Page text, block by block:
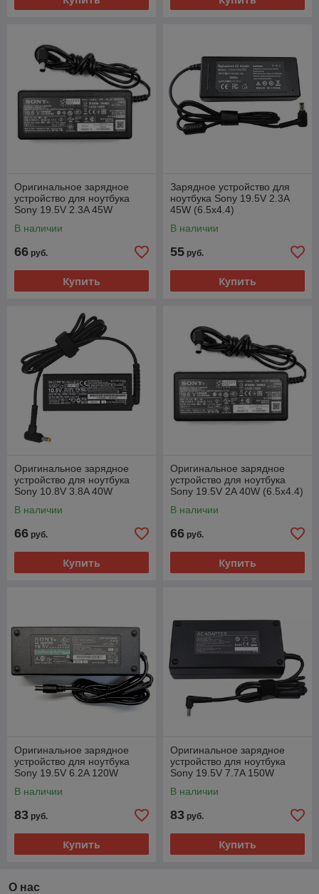
Оригинальное зарядное
устройство для ноутбука
Sony 19.5V 2.3A 45W
В наличии
66 руб.
Купить
Зарядное устройство для
ноутбука Sony 19.5V 2.3A
45W (6.5x4.4)
В наличии
55 руб.
Купить
Оригинальное зарядное
устройство для ноутбука
Sony 10.8V 3.8A 40W
В наличии
66 руб.
Купить
Оригинальное зарядное
устройство для ноутбука
Sony 19.5V 2A 40W (6.5x4.4)
В наличии
66 руб.
Купить
Оригинальное зарядное
устройство для ноутбука
Sony 19.5V 6.2A 120W
В наличии
83 руб.
Купить
Оригинальное зарядное
устройство для ноутбука
Sony 19.5V 7.7A 150W
В наличии
83 руб.
Купить
О нас